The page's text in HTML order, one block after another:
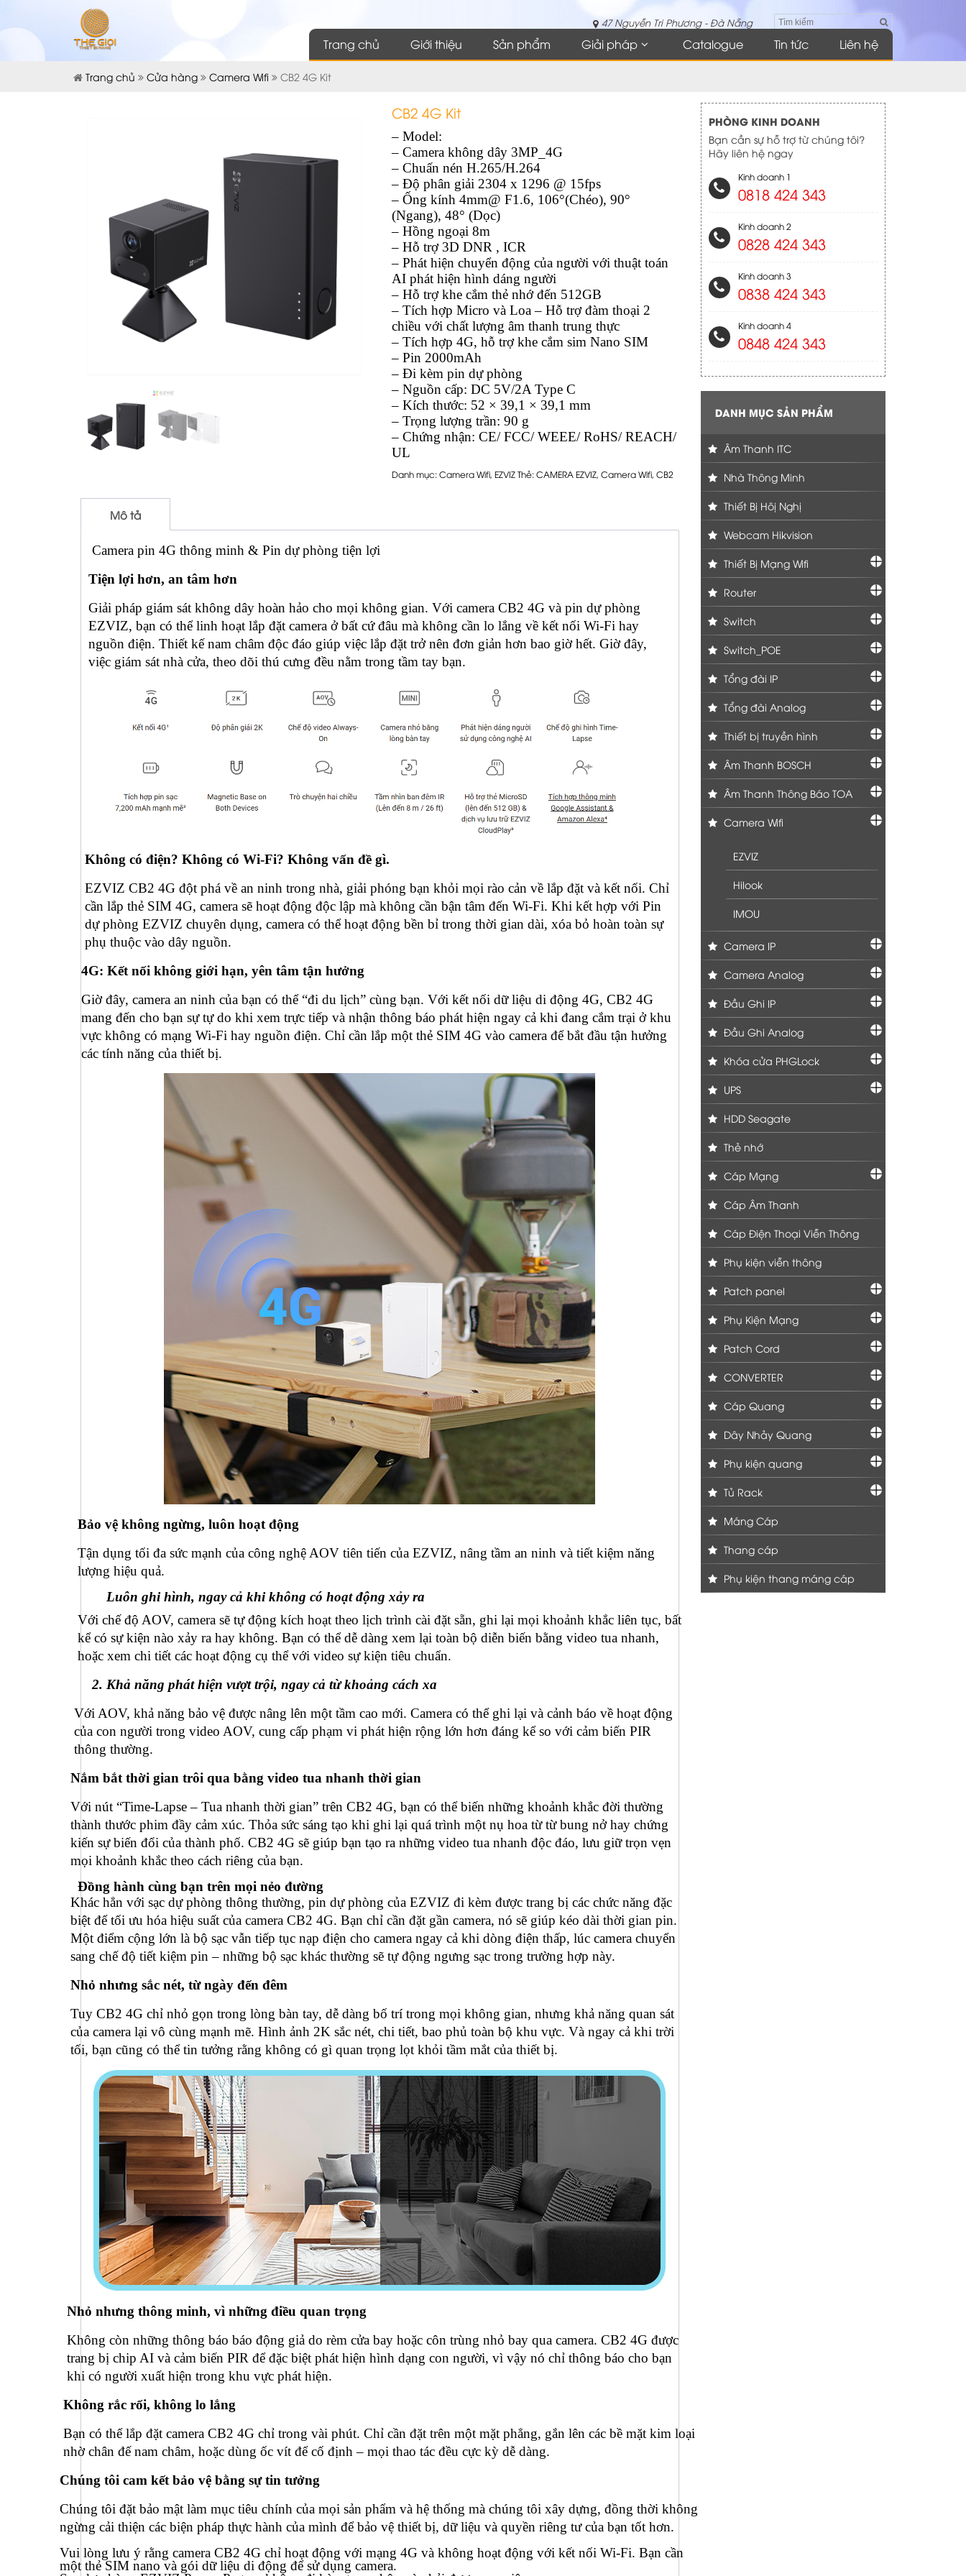
47 Nguyễn Tri Phương - Đà Nẵng
Trang chủ Giới thiệu Sản phẩm Giải pháp Catalogue Tin tức Liên hệ
Trang chủ Cửa hàng Camera Wifi CB2 4G Kit
CB2 4G Kit
– Model:
– Camera không dây 3MP_4G
– Chuấn nén H.265/H.264
– Độ phân giải 2304 x 1296 @ 15fps
– Ống kính 4mm@ F1.6, 106°(Chéo), 90°
(Ngang), 48° (Dọc)
– Hồng ngoại 8m
– Hỗ trợ 3D DNR , ICR
– Phát hiện chuyển động của người với thuật toán
AI phát hiện hình dáng người
– Hỗ trợ khe cắm thẻ nhớ đến 512GB
– Tích hợp Micro và Loa – Hỗ trợ đàm thoại 2
chiều với chất lượng âm thanh trung thực
– Tích hợp 4G, hỗ trợ khe cắm sim Nano SIM
– Pin 2000mAh
– Đi kèm pin dự phòng
– Nguồn cấp: DC 5V/2A Type C
– Kích thước: 52 × 39,1 × 39,1 mm
– Trọng lượng trần: 90 g
– Chứng nhận: CE/ FCC/ WEEE/ RoHS/ REACH/
UL
Danh mục:Camera Wifi, EZVIZThẻ:CAMERA EZVIZ, Camera Wifi, CB2
Mô tả
Camera pin 4G thông minh & Pin dự phòng tiện lợi
Tiện lợi hơn, an tâm hơn
Giải pháp giám sát không dây hoàn hảo cho mọi không gian. Với camera CB2 4G và pin dự phòng
EZVIZ, bạn có thể linh hoạt lắp đặt camera ở bất cứ đâu mà không cần lo lắng về kết nối Wi-Fi hay
nguồn điện. Thiết kế nam châm độc đáo giúp việc lắp đặt trở nên đơn giản hơn bao giờ hết. Giờ đây,
việc giám sát nhà cửa, theo dõi thú cưng đều nằm trong tầm tay bạn.
Không có điện? Không có Wi-Fi? Không vấn đề gì.
EZVIZ CB2 4G đột phá về an ninh trong nhà, giải phóng bạn khỏi mọi rào cản về lắp đặt và kết nối. Chỉ
cần lắp thẻ SIM 4G, camera sẽ hoạt động độc lập mà không cần bận tâm đến Wi-Fi. Khi kết hợp với Pin
dự phòng EZVIZ chuyên dụng, camera có thể hoạt động bền bỉ trong thời gian dài, xóa bỏ hoàn toàn sự
phụ thuộc vào dây nguồn.
4G: Kết nối không giới hạn, yên tâm tận hưởng
Giờ đây, camera an ninh của bạn có thể “đi du lịch” cùng bạn. Với kết nối dữ liệu di động 4G, CB2 4G
mang đến cho bạn sự tự do khi xem trực tiếp và nhận thông báo phát hiện ngay cả khi đang cắm trại ở khu
vực không có mạng Wi-Fi hay nguồn điện. Chỉ cần lắp một thẻ SIM 4G vào camera để bắt đầu tận hưởng
các tính năng của thiết bị.
Bảo vệ không ngừng, luôn hoạt động
Tận dụng tối đa sức mạnh của công nghệ AOV tiên tiến của EZVIZ, nâng tầm an ninh và tiết kiệm năng
lượng hiệu quả.
Luôn ghi hình, ngay cả khi không có hoạt động xảy ra
Với chế độ AOV, camera sẽ tự động kích hoạt theo lịch trình cài đặt sẵn, ghi lại mọi khoảnh khắc liên tục, bất
kể có sự kiện nào xảy ra hay không. Bạn có thể dễ dàng xem lại toàn bộ diễn biến bằng video tua nhanh,
hoặc xem chi tiết các hoạt động cụ thể với video sự kiện tiêu chuẩn.
2. Khả năng phát hiện vượt trội, ngay cả từ khoảng cách xa
Với AOV, khả năng bảo vệ được nâng lên một tầm cao mới. Camera có thể ghi lại và cảnh báo về hoạt động
của con người trong video AOV, cung cấp phạm vi phát hiện rộng lớn hơn đáng kể so với cảm biến PIR
thông thường.
Nắm bắt thời gian trôi qua bằng video tua nhanh thời gian
Với nút “Time-Lapse – Tua nhanh thời gian” trên CB2 4G, bạn có thể biến những khoảnh khắc đời thường
thành thước phim đầy cảm xúc. Thỏa sức sáng tạo khi ghi lại quá trình một nụ hoa từ từ bung nở hay chứng
kiến sự biến đổi của thành phố. CB2 4G sẽ giúp bạn tạo ra những video tua nhanh độc đáo, lưu giữ trọn vẹn
mọi khoảnh khắc theo cách riêng của bạn.
Đồng hành cùng bạn trên mọi nẻo đường
Khác hẳn với sạc dự phòng thông thường, pin dự phòng của EZVIZ đi kèm được trang bị các chức năng đặc
biệt để tối ưu hóa hiệu suất của camera CB2 4G. Bạn chỉ cần đặt gần camera, nó sẽ giúp kéo dài thời gian pin.
Một điểm cộng lớn là bộ sạc vẫn tiếp tục nạp điện cho camera ngay cả khi dòng điện thấp, lúc camera chuyển
sang chế độ tiết kiệm pin – những bộ sạc khác thường sẽ tự động ngưng sạc trong trường hợp này.
Nhỏ nhưng sắc nét, từ ngày đến đêm
Tuy CB2 4G chỉ nhỏ gọn trong lòng bàn tay, dễ dàng bố trí trong mọi không gian, nhưng khả năng quan sát
của camera lại vô cùng mạnh mẽ. Hình ảnh 2K sắc nét, chi tiết, bao phủ toàn bộ khu vực. Và ngay cả khi trời
tối, bạn cũng có thể tin tưởng rằng không có gì quan trọng lọt khỏi tầm mắt của thiết bị.
Nhỏ nhưng thông minh, vì những điều quan trọng
Không còn những thông báo báo động giả do rèm cửa bay hoặc côn trùng nhỏ bay qua camera. CB2 4G được
trang bị chip AI và cảm biến PIR để đặc biệt phát hiện hình dạng con người, vì vậy nó chỉ thông báo cho bạn
khi có người xuất hiện trong khu vực phát hiện.
Không rắc rối, không lo lắng
Bạn có thể lắp đặt camera CB2 4G chỉ trong vài phút. Chỉ cần đặt trên một mặt phẳng, gắn lên các bề mặt kim loại
nhờ chân đế nam châm, hoặc dùng ốc vít để cố định – mọi thao tác đều cực kỳ dễ dàng.
Chúng tôi cam kết bảo vệ bằng sự tin tưởng
Chúng tôi đặt bảo mật làm mục tiêu chính của mọi sản phẩm và hệ thống mà chúng tôi xây dựng, đồng thời không
ngừng cải thiện các biện pháp thực hành của mình để bảo vệ thiết bị, dữ liệu và quyền riêng tư của bạn tốt hơn.
Vui lòng lưu ý rằng camera CB2 4G chỉ hoạt động với mạng 4G và không hoạt động với kết nối Wi-Fi. Bạn cần
một thẻ SIM nano và gói dữ liệu di động để sử dụng camera.
PHÒNG KINH DOANH
Bạn cần sự hỗ trợ từ chúng tôi?
Hãy liên hệ ngay
Kinh doanh 1
0818 424 343
Kinh doanh 2
0828 424 343
Kinh doanh 3
0838 424 343
Kinh doanh 4
0848 424 343
DANH MỤC SẢN PHẨM
Âm Thanh ITC
Nhà Thông Minh
Thiết Bị Hôị Nghị
Webcam Hikvision
Thiết Bị Mạng Wifi
Router
Switch
Switch_POE
Tổng đài IP
Tổng đài Analog
Thiết bị truyền hình
Âm Thanh BOSCH
Âm Thanh Thông Báo TOA
Camera Wifi
EZVIZ
Hilook
IMOU
Camera IP
Camera Analog
Đầu Ghi IP
Đầu Ghi Analog
Khóa cửa PHGLock
UPS
HDD Seagate
Thẻ nhớ
Cáp Mạng
Cáp Âm Thanh
Cáp Điện Thoại Viễn Thông
Phụ kiện viễn thông
Patch panel
Phụ Kiện Mạng
Patch Cord
CONVERTER
Cáp Quang
Dây Nhảy Quang
Phụ kiện quang
Tủ Rack
Máng Cáp
Thang cáp
Phụ kiện thang máng cáp